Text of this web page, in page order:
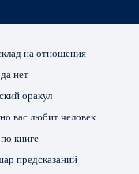
на отношения
нет
оракул
вас любит человек
книге
предсказаний